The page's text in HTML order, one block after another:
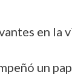
en la
un